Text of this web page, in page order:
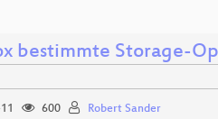
bestimmte Storage-
600 Robert Sander